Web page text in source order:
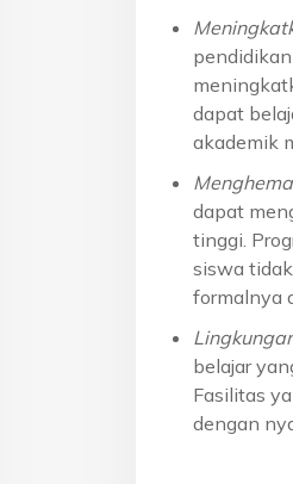
dapat
akademik
dapat
tinggi.
siswa
formalnya
belajar
Fasilitas
dengan